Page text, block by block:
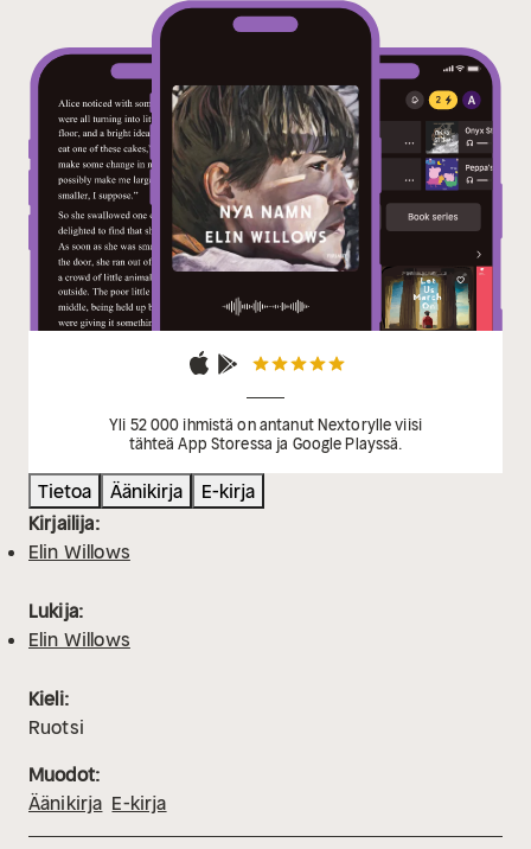
Yli 52 000 ihmistä on antanut Nextorylle viisi
tähteä App Storessa ja Google Playssä.
Tietoa Äänikirja
E-kirja
Kirjailija:
Elin Willows
Lukija:
Elin Willows
Kieli:
Ruotsi
Muodot:
Äänikirja E-kirja